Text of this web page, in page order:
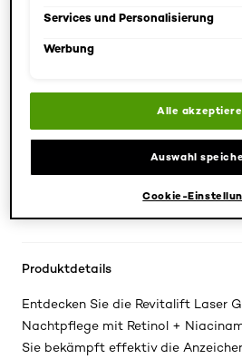
Produktdetails
Entdecken Sie die Revitalift Laser
Nachtpflege mit Retinol +
Sie bekämpft effektiv die
Services und Personalisierung
Werbung
Alle
Auswahl
Cookie-